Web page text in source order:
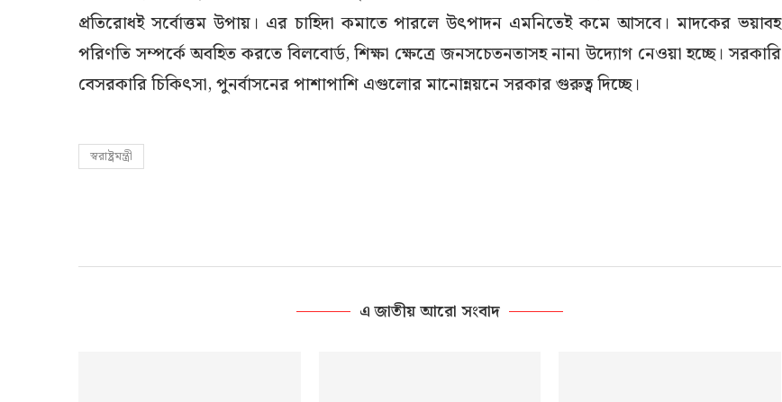
প্রতিরোধই সর্বোত্তম উপায়। এর চাহিদা কমাতে পারলে উৎপাদন এমনিতেই কমে আসবে। মাদকের ভয়াবহ
পরিণতি সম্পর্কে অবহিত করতে বিলবোর্ড, শিক্ষা ক্ষেত্রে জনসচেতনতাসহ নানা উদ্যোগ নেওয়া হচ্ছে। সরকারি
বেসরকারি চিকিৎসা, পুনর্বাসনের পাশাপাশি এগুলোর মানোন্নয়নে সরকার গুরুত্ব দিচ্ছে।
স্বরাষ্ট্রমন্ত্রী
এ জাতীয় আরো সংবাদ